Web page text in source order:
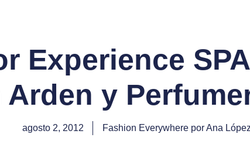
Experience
Arden y
agosto 2, 2012 Fashion Everywhere por Ana López